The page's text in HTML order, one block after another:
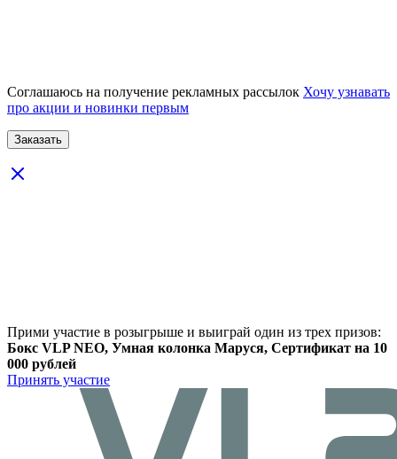
Соглашаюсь на получение рекламных рассылок Хочу узнавать
про акции и новинки первым
Прими участие в розыгрыше и выиграй один из трех призов:
Бокс VLP NEO, Умная колонка Маруся, Сертификат на 10
000 рублей
Принять участие